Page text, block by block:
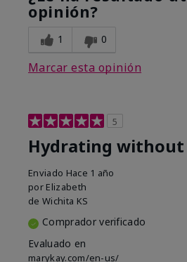
opinión?
1 0
Marcar esta opinión
5
Hydrating without
Enviado Hace 1 año
por Elizabeth
de Wichita KS
Comprador verificado
Evaluado en
marykay.com/en-us/